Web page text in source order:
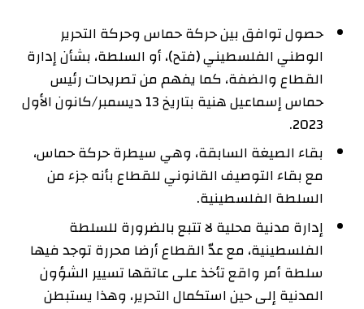
حصول توافق بين حركة حماس وحركة التحرير
الوطني الفلسطيني (فتح)، أو السلطة، بشأن إدارة
القطاع والضفة، كما يفهم من تصريحات رئيس
حماس إسماعيل هنية بتاريخ 13 ديسمبر/كانون الأول
2023.
بقاء الصيغة السابقة، وهي سيطرة حركة حماس،
مع بقاء التوصيف القانوني للقطاع بأنه جزء من
السلطة الفلسطينية.
إدارة مدنية محلية لا تتبع بالضرورة للسلطة
الفلسطينية، مع عدّ القطاع أرضا محررة توجد فيها
سلطة أمر واقع تأخذ على عاتقها تسيير الشؤون
المدنية إلى حين استكمال التحرير، وهذا يستبطن